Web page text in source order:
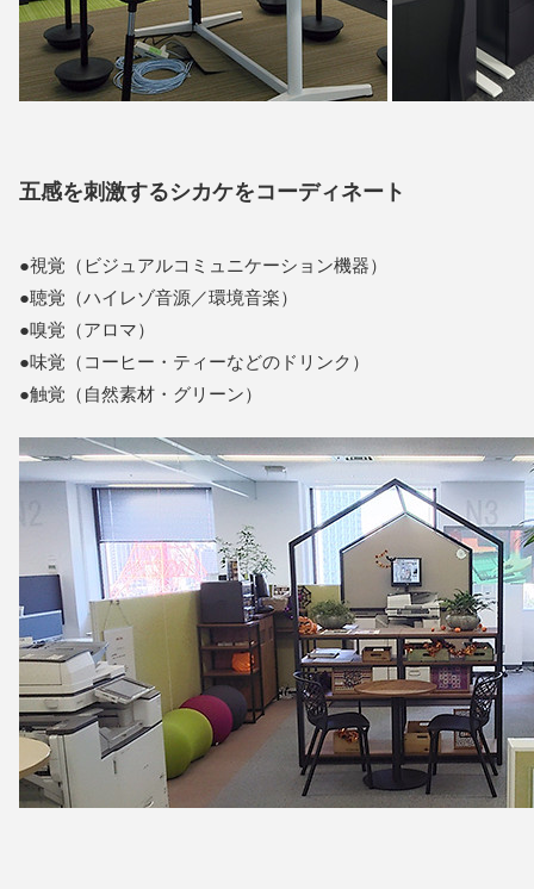
五感を刺激するシカケをコーディネート
●視覚（ビジュアルコミュニケーション機器）
●聴覚（ハイレゾ音源／環境音楽）
●嗅覚（アロマ）
●味覚（コーヒー・ティーなどのドリンク）
●触覚（自然素材・グリーン）